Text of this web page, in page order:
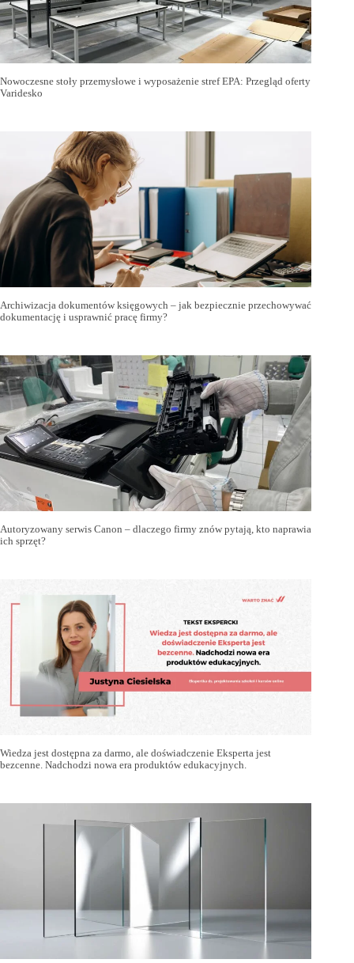
Nowoczesne stoły przemysłowe i wyposażenie stref EPA: Przegląd oferty
Varidesko
Archiwizacja dokumentów księgowych – jak bezpiecznie przechowywać
dokumentację i usprawnić pracę firmy?
Autoryzowany serwis Canon – dlaczego firmy znów pytają, kto naprawia
ich sprzęt?
Wiedza jest dostępna za darmo, ale doświadczenie Eksperta jest
bezcenne. Nadchodzi nowa era produktów edukacyjnych.